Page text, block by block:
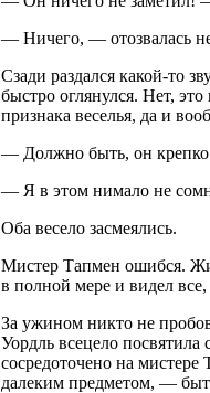
— Ничего, — отозвалась
Сзади раздался какой-то
быстро оглянулся. Нет,
признака веселья, да и
— Должно быть, он
— Я в этом нимало не
Оба весело засмеялись.
Мистер Тапмен ошибся.
в полной мере и видел
За ужином никто не
Уордль всецело
сосредоточено на
далеким предметом, —